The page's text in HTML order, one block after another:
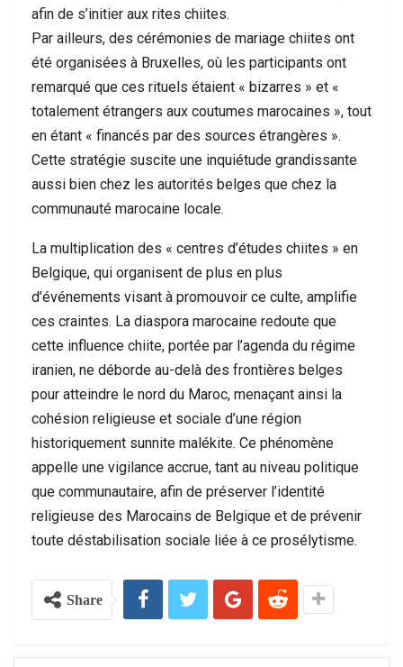
afin de s’initier aux rites chiites.
Par ailleurs, des cérémonies de mariage chiites ont
été organisées à Bruxelles, où les participants ont
remarqué que ces rituels étaient « bizarres » et «
totalement étrangers aux coutumes marocaines », tout
en étant « financés par des sources étrangères ».
Cette stratégie suscite une inquiétude grandissante
aussi bien chez les autorités belges que chez la
communauté marocaine locale.
La multiplication des « centres d’études chiites » en
Belgique, qui organisent de plus en plus
d’événements visant à promouvoir ce culte, amplifie
ces craintes. La diaspora marocaine redoute que
cette influence chiite, portée par l’agenda du régime
iranien, ne déborde au-delà des frontières belges
pour atteindre le nord du Maroc, menaçant ainsi la
cohésion religieuse et sociale d’une région
historiquement sunnite malékite. Ce phénomène
appelle une vigilance accrue, tant au niveau politique
que communautaire, afin de préserver l’identité
religieuse des Marocains de Belgique et de prévenir
toute déstabilisation sociale liée à ce prosélytisme.
Share